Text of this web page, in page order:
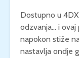
Dostupno u
odzvanja… i ovaj
napokon stiže
nastavlja ondje